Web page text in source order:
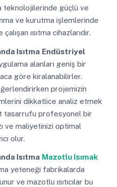
teknolojilerinde güçlü ve
ve kurutma işlemlerinde
ısıtma cihazlarıdır.
Isıtma Endüstriyel
alanları geniş bir
göre kiralanabilirler.
projemizin
dikkatlice analiz etmek
tasarrufu profesyonel bir
ve maliyetinizi optimal
olur.
Isıtma Mazotlu Isımak
yeteneği fabrikalarda
ve mazotlu ısıtıcılar bu